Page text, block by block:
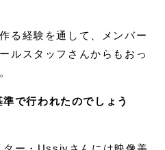
る経験を通して、メンバー
ルスタッフさんからもおっ
で行われたのでしょう